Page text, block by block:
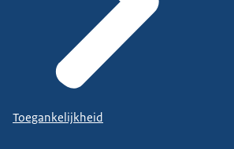
Toegankelijkheid